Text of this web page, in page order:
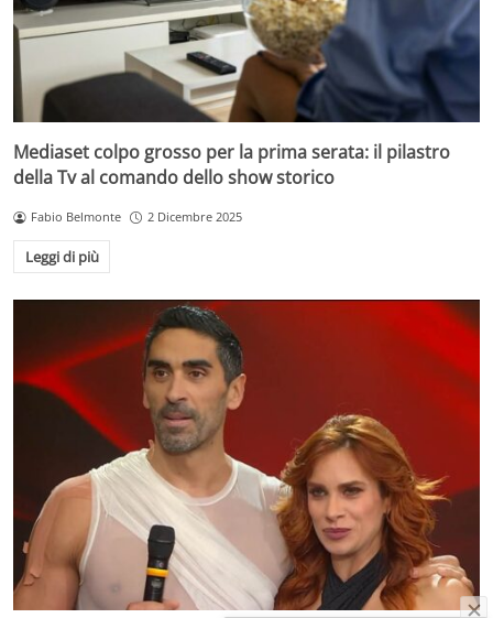
Mediaset colpo grosso per la prima serata: il pilastro
della Tv al comando dello show storico
Fabio Belmonte 2 Dicembre 2025
Leggi di più